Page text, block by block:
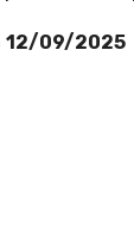
12/09/2025